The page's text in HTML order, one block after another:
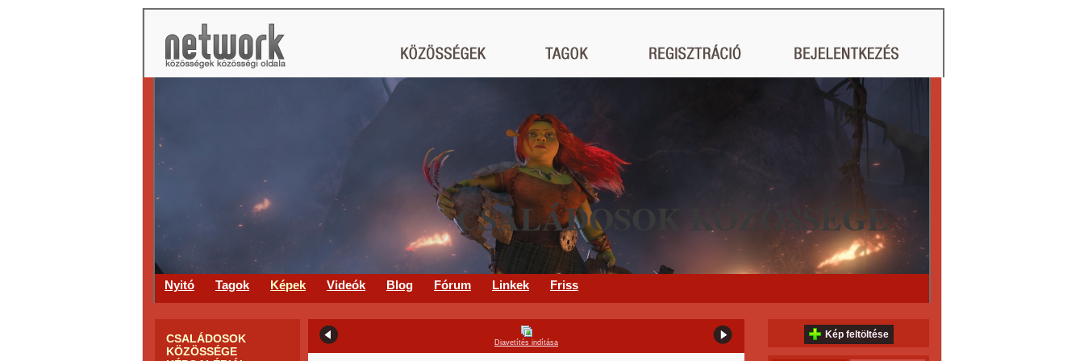
CSALÁDOSOK KÖZÖSSÉGE
Nyitó Tagok Képek Videók Blog Fórum Linkek Friss
CSALÁDOSOK
KÖZÖSSÉGE
Diavetítés indítása
Kép feltöltése